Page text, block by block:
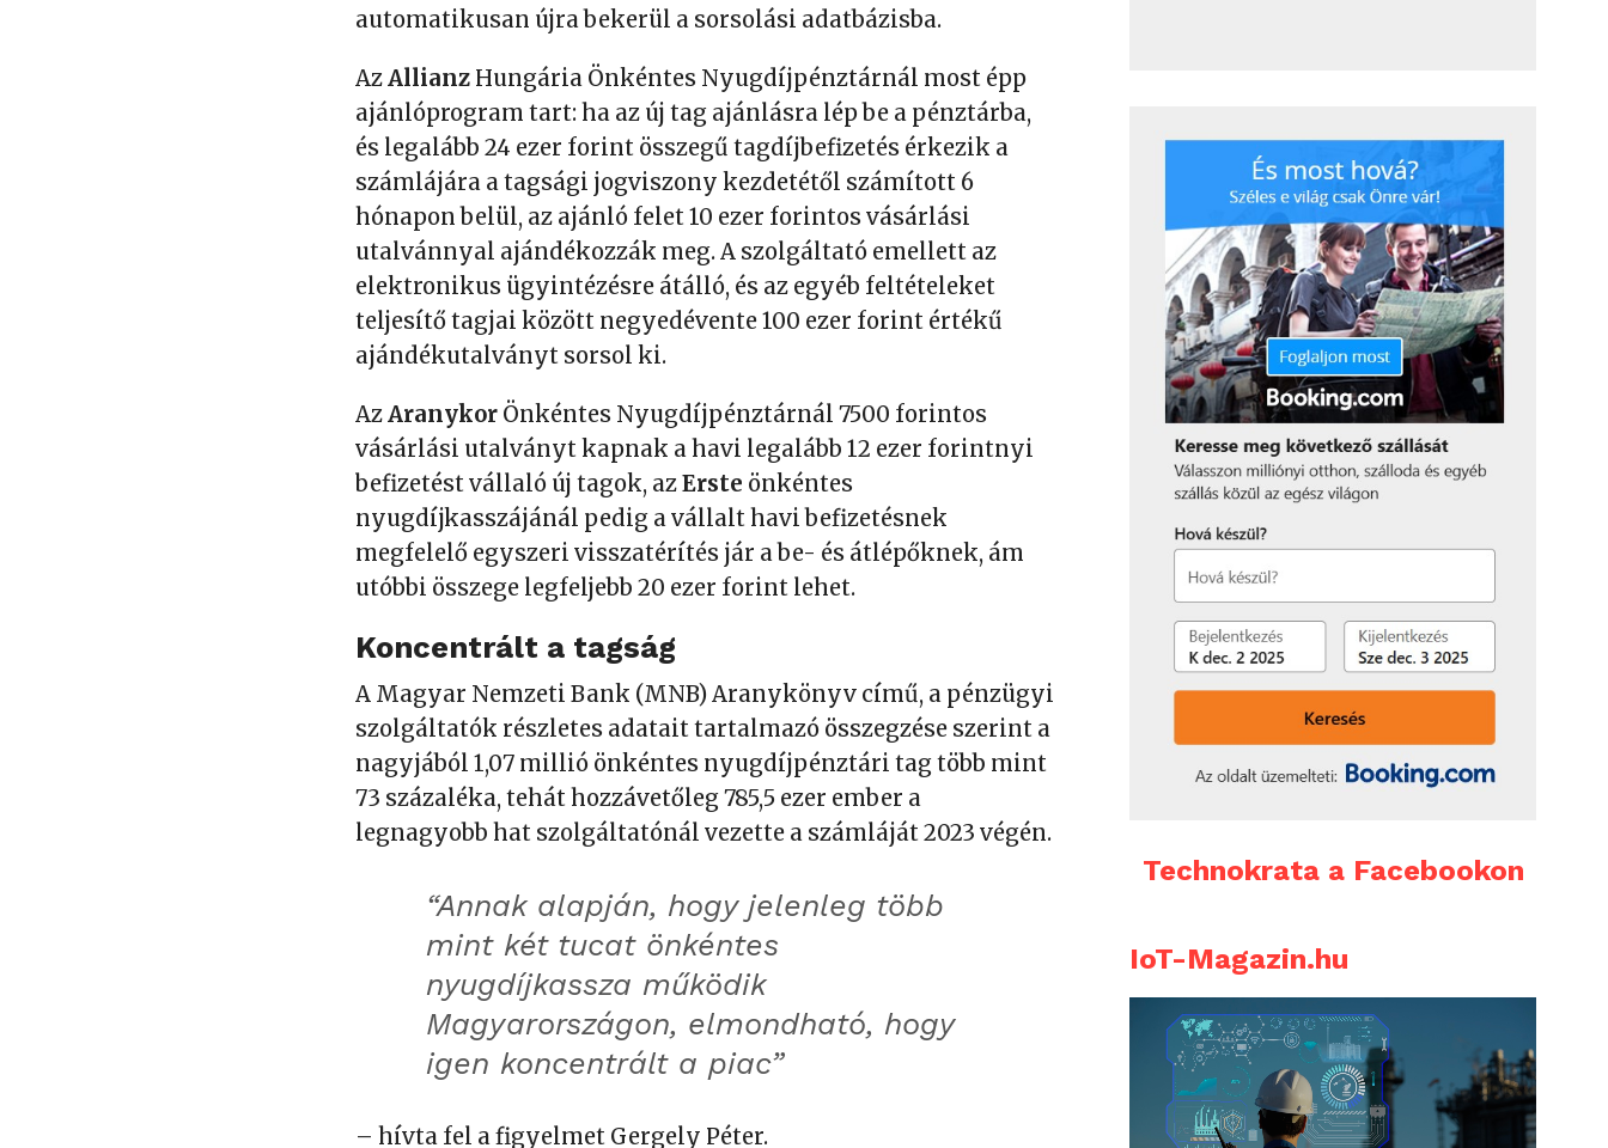
automatikusan újra bekerül a sorsolási adatbázisba.
AzAllianz Hungária Önkéntes Nyugdíjpénztárnál most épp
ajánlóprogram tart: ha az új tag ajánlásra lép be a pénztárba,
és legalább 24 ezer forint összegű tagdíjbefizetés érkezik a
számlájára a tagsági jogviszony kezdetétől számított 6
hónapon belül, az ajánló felet 10 ezer forintos vásárlási
utalvánnyal ajándékozzák meg. A szolgáltató emellett az
elektronikus ügyintézésre átálló, és az egyéb feltételeket
teljesítő tagjai között negyedévente 100 ezer forint értékű
ajándékutalványt sorsol ki.
AzAranykor Önkéntes Nyugdíjpénztárnál 7500 forintos
vásárlási utalványt kapnak a havi legalább 12 ezer forintnyi
befizetést vállaló új tagok, azErste önkéntes
nyugdíjkasszájánál pedig a vállalt havi befizetésnek
megfelelő egyszeri visszatérítés jár a be- és átlépőknek, ám
utóbbi összege legfeljebb 20 ezer forint lehet.
Koncentrált a tagság
A Magyar Nemzeti Bank (MNB) Aranykönyv című, a pénzügyi
szolgáltatók részletes adatait tartalmazó összegzése szerint a
nagyjából 1,07 millió önkéntes nyugdíjpénztári tag több mint
73 százaléka, tehát hozzávetőleg 785,5 ezer ember a
legnagyobb hat szolgáltatónál vezette a számláját 2023 végén.
“Annak alapján, hogy jelenleg több
mint két tucat önkéntes
nyugdíjkassza működik
Magyarországon, elmondható, hogy
igen koncentrált a piac”
– hívta fel a figyelmet Gergely Péter.
Technokrata a Facebookon
IoT-Magazin.hu